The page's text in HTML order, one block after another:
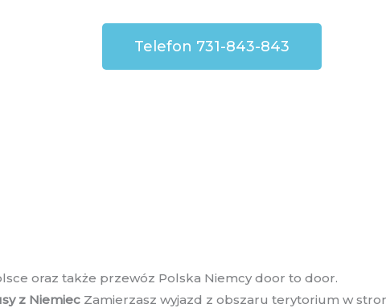
Telefon 731-843-843
oraz także przewóz Polska Niemcy door to door.
z Niemiec Zamierzasz wyjazd z obszaru terytorium w